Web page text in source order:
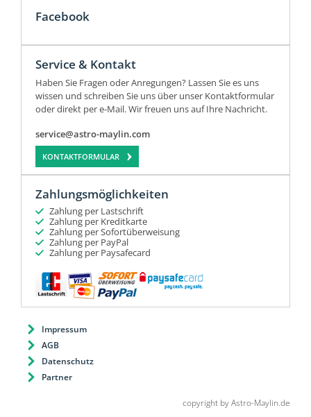
Facebook
Service & Kontakt
Haben Sie Fragen oder Anregungen? Lassen Sie es uns
wissen und schreiben Sie uns über unser Kontaktformular
oder direkt per e-Mail. Wir freuen uns auf Ihre Nachricht.
service@astro-maylin.com
KONTAKTFORMULAR
Zahlungsmöglichkeiten
Zahlung per Lastschrift
Zahlung per Kreditkarte
Zahlung per Sofortüberweisung
Zahlung per PayPal
Zahlung per Paysafecard
Impressum
AGB
Datenschutz
Partner
copyright by Astro-Maylin.de